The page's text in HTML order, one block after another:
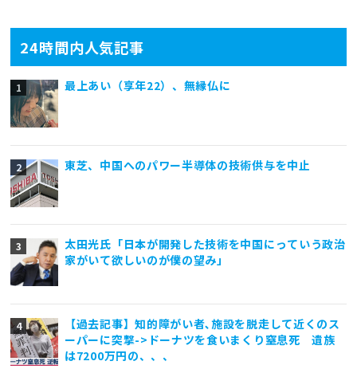
24時間内人気記事
最上あい（享年22）、無縁仏に
東芝、中国へのパワー半導体の技術供与を中止
太田光氏「日本が開発した技術を中国にっていう政治
家がいて欲しいのが僕の望み」
【過去記事】知的障がい者､施設を脱走して近くのス
ーパーに突撃->ドーナツを食いまくり窒息死 遺族
は7200万円の、、、